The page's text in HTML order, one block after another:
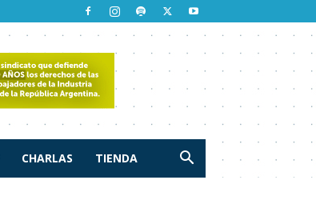
CHARLAS TIENDA